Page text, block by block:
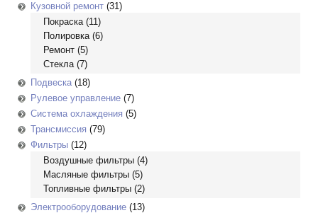
Кузовной ремонт (31)
Покраска(11)
Полировка(6)
Ремонт (5)
Стекла(7)
Подвеска(18)
Рулевое управление (7)
Система охлаждения (5)
Трансмиссия (79)
Фильтры (12)
Воздушные фильтры (4)
Масляные фильтры (5)
Топливные фильтры (2)
Электрооборудование (13)